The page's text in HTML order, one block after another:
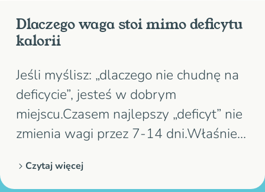
Dlaczego waga stoi mimo deficytu
kalorii
Jeśli myślisz: „dlaczego nie chudnę na
deficycie”, jesteś w dobrym
miejscu.Czasem najlepszy „deficyt” nie
zmienia wagi przez 7-14 dni.Właśnie
opisują jako „waga stoi na deficycie”.I
Czytaj więcej